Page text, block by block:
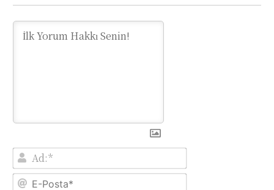
Ad:*
E-